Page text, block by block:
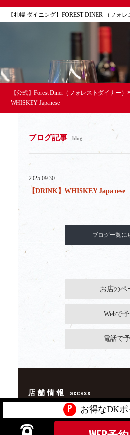
【札幌 ダイニング】FOREST DINER （フォ
【公式】Forest Diner（フォレストダイナー）
WHISKEY Japanese
ブログ記事 blog
2025.09.30
【DRINK】WHISKEY Japanese
ブログ一覧に
お店のペ
Webで
電話で
店舗情報 access
P お得なDKポ